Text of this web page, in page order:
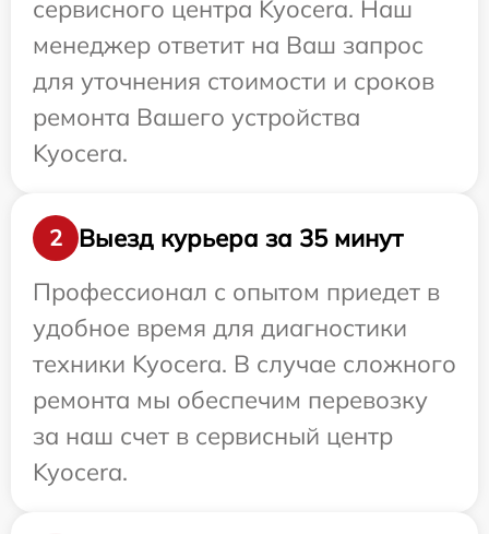
сервисного центра Kyocera. Наш
менеджер ответит на Ваш запрос
для уточнения стоимости и сроков
ремонта Вашего устройства
Kyocera.
2
Выезд курьера за 35 минут
Профессионал с опытом приедет в
удобное время для диагностики
техники Kyocera. В случае сложного
ремонта мы обеспечим перевозку
за наш счет в сервисный центр
Kyocera.